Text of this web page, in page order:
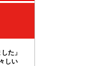
た」
しい